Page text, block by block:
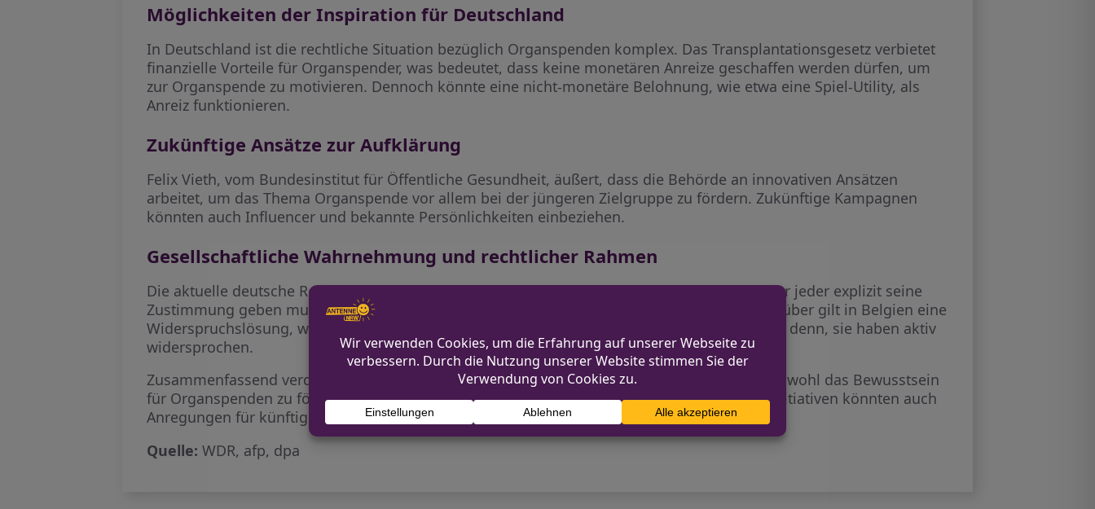
Möglichkeiten der Inspiration für Deutschland
In Deutschland ist die rechtliche Situation bezüglich Organspenden komplex. Das Transplantationsgesetz verbietet
finanzielle Vorteile für Organspender, was bedeutet, dass keine monetären Anreize geschaffen werden dürfen, um
zur Organspende zu motivieren. Dennoch könnte eine nicht-monetäre Belohnung, wie etwa eine Spiel-Utility, als
Anreiz funktionieren.
Zukünftige Ansätze zur Aufklärung
Felix Vieth, vom Bundesinstitut für Öffentliche Gesundheit, äußert, dass die Behörde an innovativen Ansätzen
arbeitet, um das Thema Organspende vor allem bei der jüngeren Zielgruppe zu fördern. Zukünftige Kampagnen
könnten auch Influencer und bekannte Persönlichkeiten einbeziehen.
Gesellschaftliche Wahrnehmung und rechtlicher Rahmen
Die aktuelle deutsche Regelung zur Organspende sieht eine Entscheidungslösung vor, bei der jeder explizit seine
Zustimmung geben muss, um als Organspender in Betracht gezogen zu werden. Demgegenüber gilt in Belgien eine
Widerspruchslösung, was bedeutet, dass grundsätzlich alle Bürger als Spender gelten, es sei denn, sie haben aktiv
widersprochen.
Zusammenfassend verdeutlicht die belgische Kampagne das Potenzial, auf kreative Weise sowohl das Bewusstsein
für Organspenden zu fördern als auch die Registrierung von Spendern zu erhöhen. Solche Initiativen könnten auch
Anregungen für künftige Projekte in Deutschland geben.
Quelle: WDR, afp, dpa